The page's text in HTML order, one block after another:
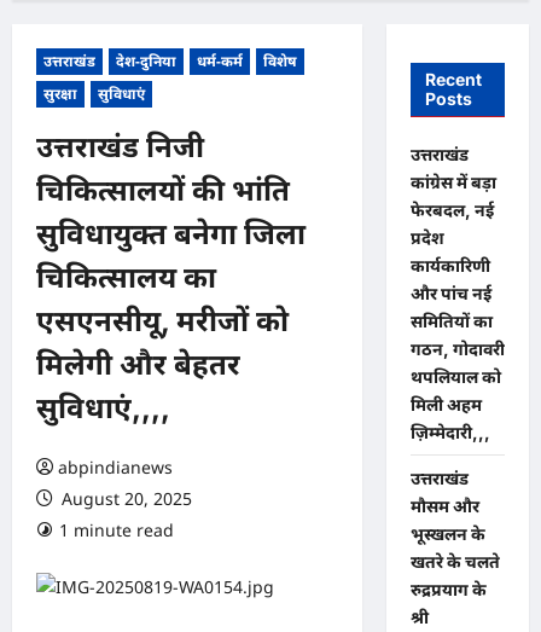
उत्तराखंड देश-दुनिया धर्म-कर्म
विशेष
सुरक्षा
सुविधाएं
उत्तराखंड निजी
चिकित्सालयों की भांति
सुविधायुक्त बनेगा जिला
चिकित्सालय का
एसएनसीयू, मरीजों को
मिलेगी और बेहतर
सुविधाएं,,,,
abpindianews
August 20, 2025
1 minute read
Recent
Posts
उत्तराखंड
कांग्रेस में बड़ा
फेरबदल, नई
प्रदेश
कार्यकारिणी
और पांच नई
समितियों का
गठन, गोदावरी
थपलियाल को
मिली अहम
ज़िम्मेदारी,,,
उत्तराखंड
मौसम और
भूस्खलन के
खतरे के चलते
रुद्रप्रयाग के
श्री